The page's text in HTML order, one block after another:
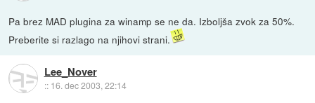
Pa brez MAD plugina za winamp se ne da. Izboljša zvok za 50%.
Preberite si razlago na njihovi strani.
Lee_Nover
:: 16. dec 2003, 22:14